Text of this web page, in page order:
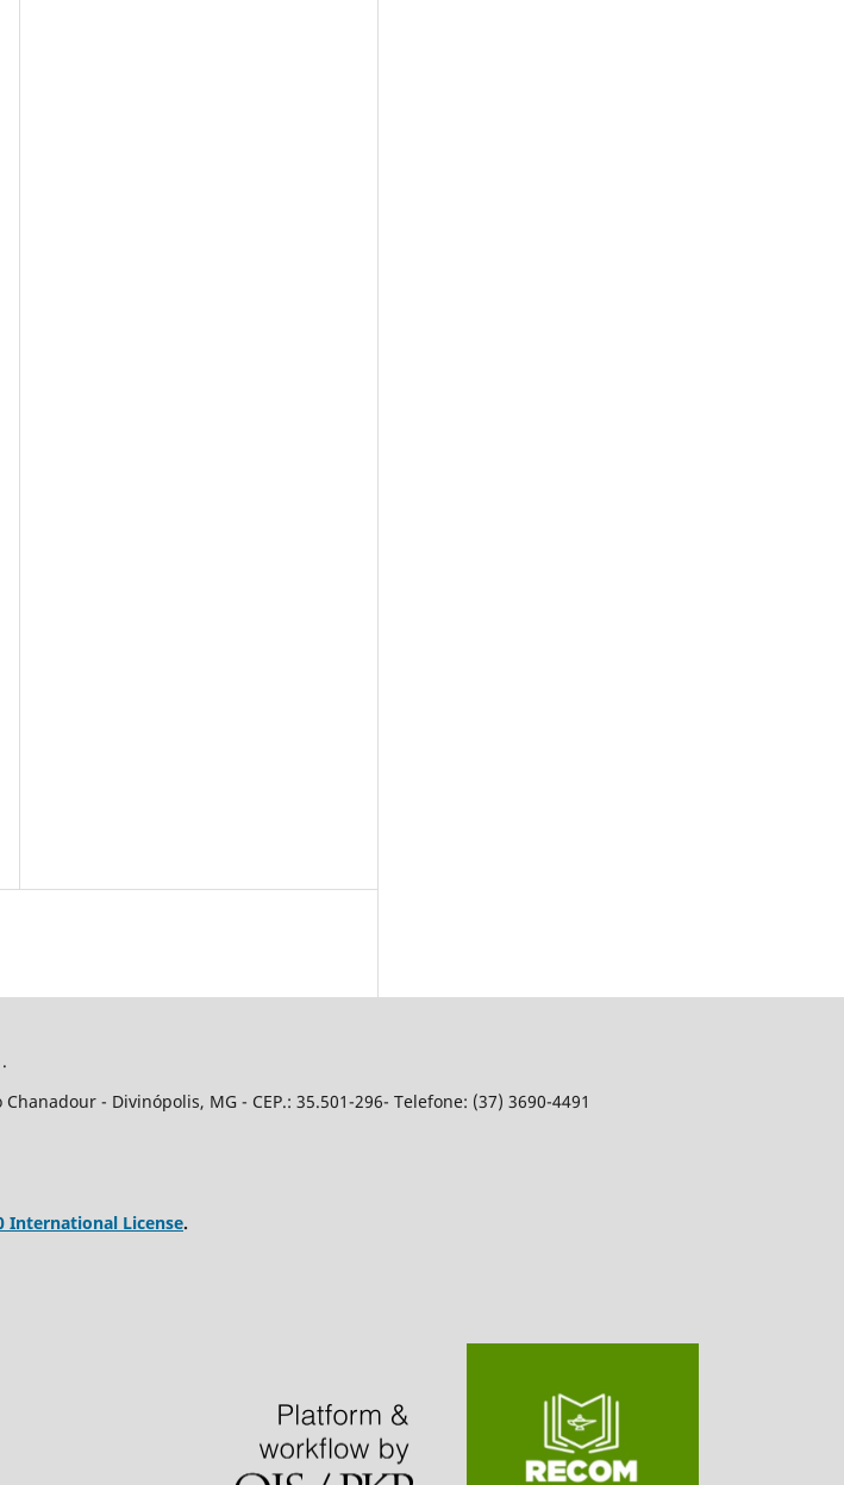
- Divinópolis, MG - CEP.: 35.501-296- Telefone: (37) 3690-4491
International License.